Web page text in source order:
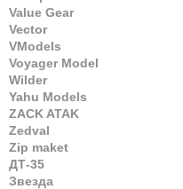
Value Gear
Vector
VModels
Voyager Model
Wilder
Yahu Models
ZACK ATAK
Zedval
Zip maket
ДТ-35
Звезда